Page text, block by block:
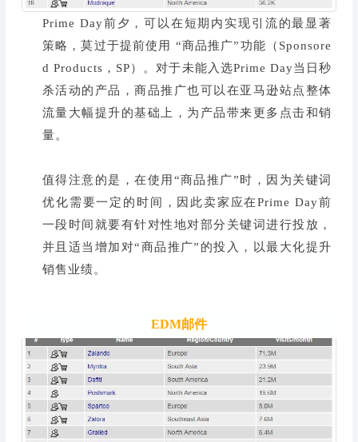
Prime Day前夕，可以在短期内实现引流的最显著
策略，莫过于提前使用 “商品推广”功能（Sponsore
d Products，SP）。对于未能入选Prime Day当日秒
杀活动的产品，商品推广也可以在亚马逊站点整体
流量大幅提升的基础上，为产品带来更多点击和销
量。
值得注意的是，在使用“商品推广”时，因为关键词
优化需要一定的时间，因此卖家应在Prime Day前
一段时间就要有针对性地对部分关键词进行投放，
并且适当增加对“商品推广”的投入，以最大化提升
销售业绩。
EDM邮件